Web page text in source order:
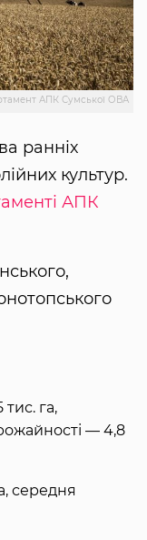
АПК Сумської ОВА
ранніх
культур.
АПК
га,
— 4,8
середня